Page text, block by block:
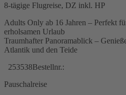
8-tägige Flugreise, DZ inkl. HP
Adults Only ab 16 Jahren – Perfekt
erholsamen Urlaub
Traumhafter Panoramablick –
Atlantik und den Teide
253538Bestellnr.:
Pauschalreise